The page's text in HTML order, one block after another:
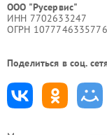
ООО "Русервис"
ИНН 7702633247
ОГРН 1077746335776
Поделиться в соц.